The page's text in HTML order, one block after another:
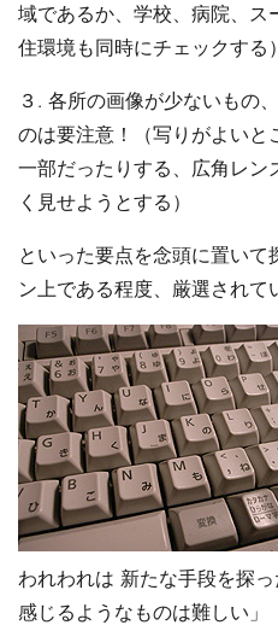
域であるか、学校、病院、
住環境も同時にチェックする）
３. 各所の画像が少ないもの
のは要注意！（写りがよい
一部だったりする、広角レ
く見せようとする）
といった要点を念頭に置いて
ン上である程度、厳選されて
われわれは 新たな手段を探
感じるようなものは難しい